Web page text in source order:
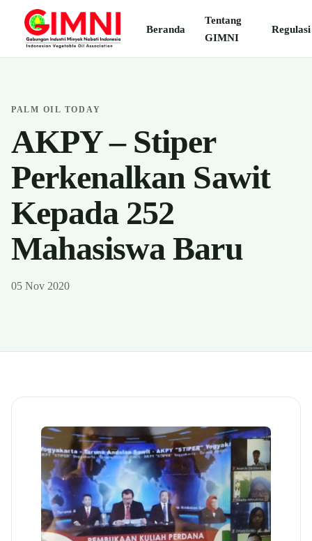
Beranda
Tentang
GIMNI
Regulasi
PALM OIL TODAY
AKPY – Stiper
Perkenalkan Sawit
Kepada 252
Mahasiswa Baru
05 Nov 2020